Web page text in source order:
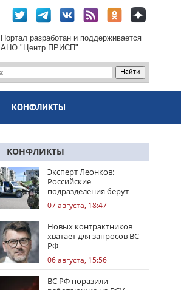
Портал разработан и поддерживается
АНО "Центр ПРИСП"
КОНФЛИКТЫ
КОНФЛИКТЫ
Эксперт Леонков:
Российские
подразделения берут
Доброполье в клещи
07 августа, 18:47
Новых контрактников
хватает для запросов ВС
РФ
06 августа, 15:56
ВС РФ поразили